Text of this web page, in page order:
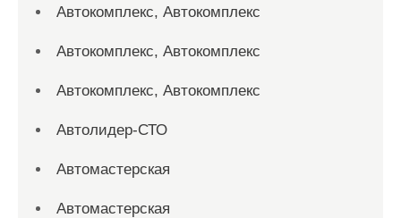
Автокомплекс, Автокомплекс
Автокомплекс, Автокомплекс
Автокомплекс, Автокомплекс
Автолидер-СТО
Автомастерская
Автомастерская